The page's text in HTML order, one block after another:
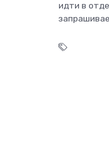
идти в